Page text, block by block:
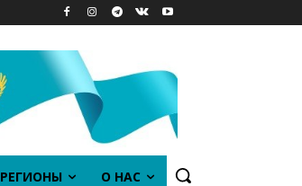
РЕГИОНЫ О НАС